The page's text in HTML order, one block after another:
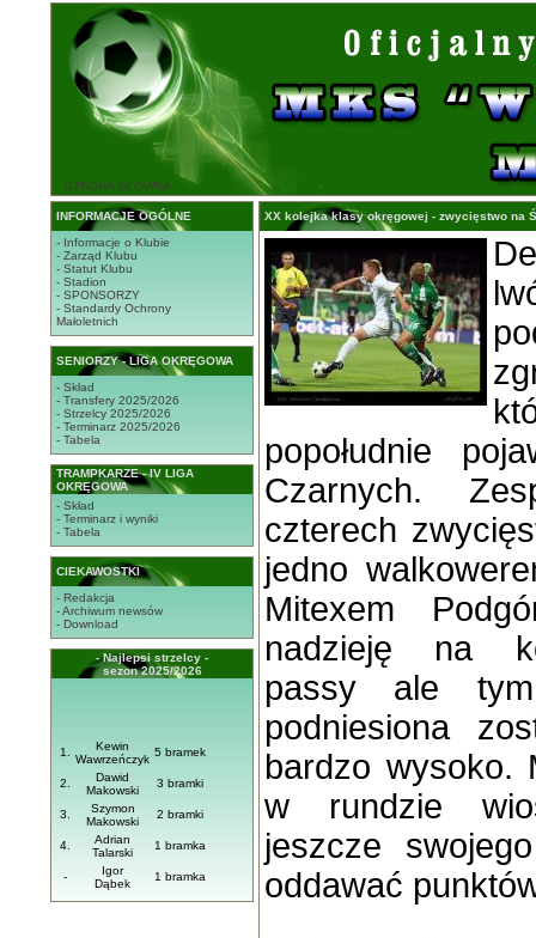
STRONA GŁÓWNA
INFORMACJE OGÓLNE
- Informacje o Klubie
- Zarząd Klubu
- Statut Klubu
- Stadion
- SPONSORZY
- Standardy Ochrony
Małoletnich
SENIORZY - LIGA OKRĘGOWA
- Skład
- Transfery 2025/2026
- Strzelcy 2025/2026
- Terminarz 2025/2026
- Tabela
TRAMPKARZE - IV LIGA
OKRĘGOWA
- Skład
- Terminarz i wyniki
- Tabela
CIEKAWOSTKI
- Redakcja
- Archiwum newsów
- Download
- Najlepsi strzelcy -
sezon 2025/2026
1.
Kewin
Wawrzeńczyk
5 bramek
2.
Dawid
Makowski
3 bramki
3.
Szymon
Makowski
2 bramki
4.
Adrian
Talarski
1 bramka
-
Igor
Dąbek
1 bramka
XX kolejka klasy okręgowej - zwycięstwo na
popołudnie
Czarnych.
czterech
jedno
Mitexem
nadzieję na
passy ale
podniesiona
bardzo wysoko.
w rundzie
jeszcze
oddawać